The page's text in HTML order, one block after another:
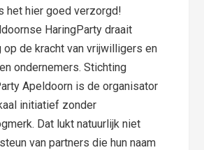
het hier goed verzorgd!
HaringParty draait
op de kracht van vrijwilligers en
ondernemers. Stichting
Apeldoorn is de organisator
initiatief zonder
Dat lukt natuurlijk niet
van partners die hun naam